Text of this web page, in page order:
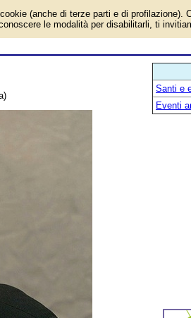
ha fatto Hugh Laurie, attore, scrittore,
Santi e
Eventi
(anche di terze parti e di profilazione).
le modalità per disabilitarli, ti